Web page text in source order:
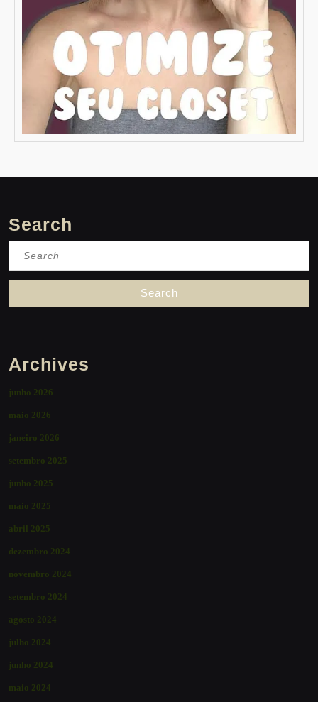
Search
Archives
junho 2026
maio 2026
janeiro 2026
setembro 2025
junho 2025
maio 2025
abril 2025
dezembro 2024
novembro 2024
setembro 2024
agosto 2024
julho 2024
junho 2024
maio 2024